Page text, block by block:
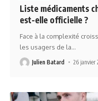
Liste médicaments
est-elle officielle ?
Face à la complexité
les usagers de la…
Julien Batard 26 janvier